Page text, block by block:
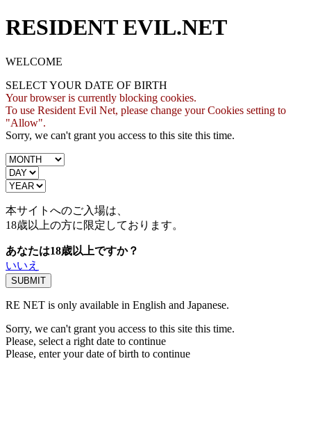
RESIDENT EVIL.NET
WELCOME
SELECT YOUR DATE OF BIRTH
Your browser is currently blocking cookies.
To use Resident Evil Net, please change your Cookies setting to
"Allow".
Sorry, we can't grant you access to this site this time.
本サイトへのご入場は、
18歳以上の方に限定しております。
あなたは18歳以上ですか？
いいえ
RE NET is only available in English and Japanese.
Sorry, we can't grant you access to this site this time.
Please, select a right date to continue
Please, enter your date of birth to continue